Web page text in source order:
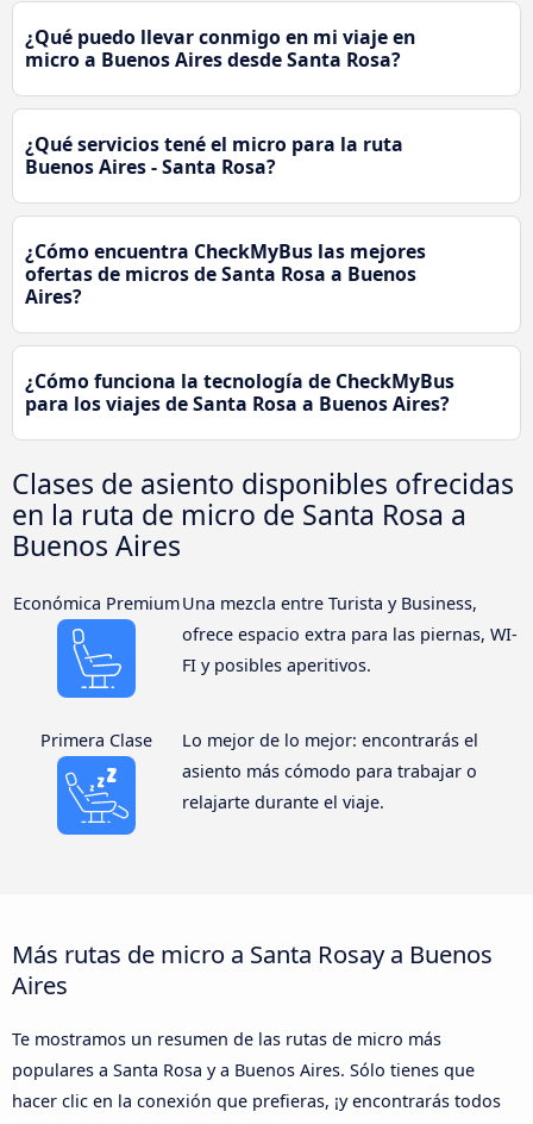
¿Qué puedo llevar conmigo en mi viaje en
micro a Buenos Aires desde Santa Rosa?
¿Qué servicios tené el micro para la ruta
Buenos Aires - Santa Rosa?
¿Cómo encuentra CheckMyBus las mejores
ofertas de micros de Santa Rosa a Buenos
Aires?
¿Cómo funciona la tecnología de CheckMyBus
para los viajes de Santa Rosa a Buenos Aires?
Clases de asiento disponibles ofrecidas
en la ruta de micro de Santa Rosa a
Buenos Aires
Económica PremiumUna mezcla entre Turista y Business,
ofrece espacio extra para las piernas, WI-
FI y posibles aperitivos.
Primera Clase
Lo mejor de lo mejor: encontrarás el
asiento más cómodo para trabajar o
relajarte durante el viaje.
Más rutas de micro a Santa Rosay a Buenos
Aires
Te mostramos un resumen de las rutas de micro más
populares a Santa Rosa y a Buenos Aires. Sólo tienes que
hacer clic en la conexión que prefieras, ¡y encontrarás todos